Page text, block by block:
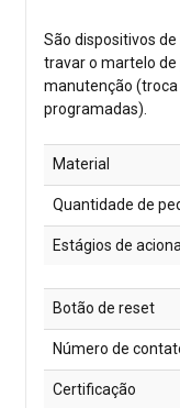
São dispositivos
travar o martelo
manutenção
programadas).
Material
Quantidade de
Estágios de
Botão de reset
Número de
Certificação